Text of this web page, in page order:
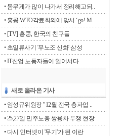
• 몸무게가 많이 나가서 정리해고되..
• 홍콩 WTO각료회의에 맞서 ‘go! M..
• [TV] 홍콩, 한국의 친구들
• 초일류사기 '무노조 신화' 삼성
•IT산업 노동자들이 일어서다
새로 올라온 기사
• 임성규위원장 "12월 전국 총파업 ..
• 25,27일 민주노총 쌍용차 투쟁 현장
• 다시 인터넷이 '무기'가 된 이란